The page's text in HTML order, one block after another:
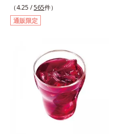
B2、B6、B12、ナイアシン、パン
トテン酸各商品の詳しい情報は商品
ページをご覧ください。・BEAUTY
と口補いやすい６種類の「キレイの
素」、タブレットタイプのサプリメ
ントシリーズです。女性の不足栄養
＆葉酸」、独自加工のビタミンCで
キレイと健康をサポートする「ビタ
ミンC＆ビタミンB2」、スムーズな
リズムづくりで快調を目指す「オリ
ゴ糖＆酵素」、いつだってイキイ
キ、あなたらしい表情をサポートす
る「ビタミンB群＆アミノ酸」、ス
（4.25 /565件）
通販限定